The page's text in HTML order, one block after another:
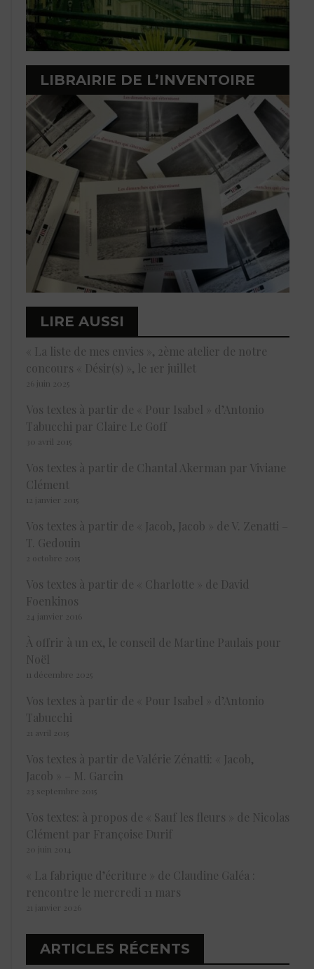
LIBRAIRIE DE L’INVENTOIRE
LIRE AUSSI
« La liste de mes envies », 2ème atelier de notre
concours « Désir(s) », le 1er juillet
26 juin 2025
Vos textes à partir de « Pour Isabel » d’Antonio
Tabucchi par Claire Le Goff
30 avril 2015
Vos textes à partir de Chantal Akerman par Viviane
Clément
12 janvier 2015
Vos textes à partir de « Jacob, Jacob » de V. Zenatti –
T. Gedouin
2 octobre 2015
Vos textes à partir de « Charlotte » de David
Foenkinos
24 janvier 2016
À offrir à un ex, le conseil de Martine Paulais pour
Noël
11 décembre 2025
Vos textes à partir de « Pour Isabel » d’Antonio
Tabucchi
21 avril 2015
Vos textes à partir de Valérie Zénatti: « Jacob,
Jacob » – M. Garcin
23 septembre 2015
Vos textes: à propos de « Sauf les fleurs » de Nicolas
Clément par Françoise Durif
20 juin 2014
« La fabrique d’écriture » de Claudine Galéa :
rencontre le mercredi 11 mars
21 janvier 2026
ARTICLES RÉCENTS